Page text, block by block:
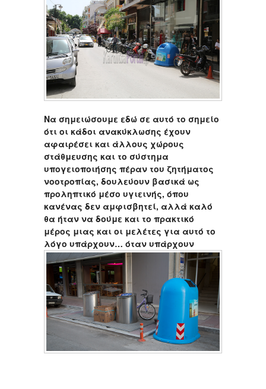
Να σημειώσουμε εδώ σε αυτό το σημείο
ότι οι κάδοι ανακύκλωσης έχουν
αφαιρέσει και άλλους χώρους
στάθμευσης και το σύστημα
υπογειοποιήσης πέραν του ζητήματος
νοοτροπίας, δουλεύουν βασικά ως
προληπτικό μέσο υγιεινής, όπου
κανένας δεν αμφισβητεί, αλλά καλό
θα ήταν να δούμε και το πρακτικό
μέρος μιας και οι μελέτες για αυτό το
λόγο υπάρχουν… όταν υπάρχουν